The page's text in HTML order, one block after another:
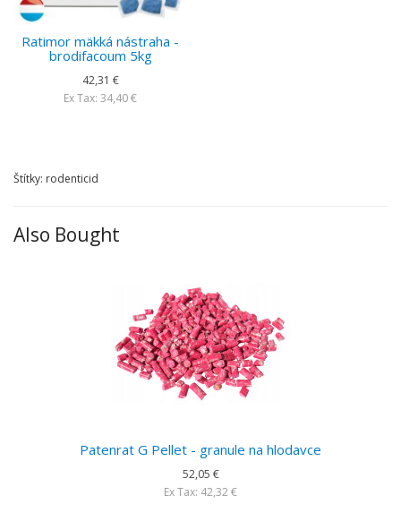
Ratimor mäkká nástraha -
brodifacoum 5kg
42,31 €
Ex Tax: 34,40 €
Štítky: rodenticid
Also Bought
Patenrat G Pellet - granule na hlodavce
52,05 €
Ex Tax: 42,32 €